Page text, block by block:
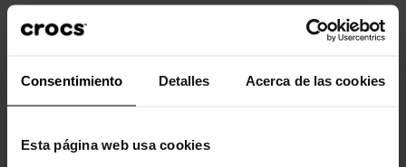
Consentimiento Detalles Acerca de las cookies
Esta página web usa cookies
Clientes que compraram este
-20%